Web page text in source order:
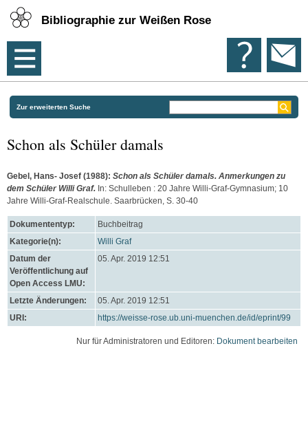
Bibliographie zur Weißen Rose
Zur erweiterten Suche
Schon als Schüler damals
Gebel, Hans- Josef (1988): Schon als Schüler damals. Anmerkungen zu
dem Schüler Willi Graf. In: Schulleben : 20 Jahre Willi-Graf-Gymnasium; 10
Jahre Willi-Graf-Realschule. Saarbrücken, S. 30-40
Dokumententyp:
Buchbeitrag
Kategorie(n):
Willi Graf
Datum der
Veröffentlichung auf
Open Access LMU:
05. Apr. 2019 12:51
Letzte Änderungen:
05. Apr. 2019 12:51
URI:
https://weisse-rose.ub.uni-muenchen.de/id/eprint/99
Nur für Administratoren und Editoren: Dokument bearbeiten